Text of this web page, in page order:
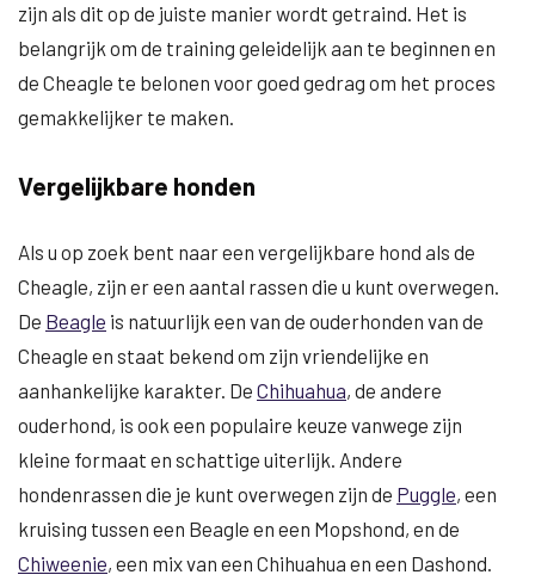
zijn als dit op de juiste manier wordt getraind. Het is
belangrijk om de training geleidelijk aan te beginnen en
de Cheagle te belonen voor goed gedrag om het proces
gemakkelijker te maken.
Vergelijkbare honden
Als u op zoek bent naar een vergelijkbare hond als de
Cheagle, zijn er een aantal rassen die u kunt overwegen.
De Beagle is natuurlijk een van de ouderhonden van de
Cheagle en staat bekend om zijn vriendelijke en
aanhankelijke karakter. De Chihuahua, de andere
ouderhond, is ook een populaire keuze vanwege zijn
kleine formaat en schattige uiterlijk. Andere
hondenrassen die je kunt overwegen zijn de Puggle, een
kruising tussen een Beagle en een Mopshond, en de
Chiweenie, een mix van een Chihuahua en een Dashond.